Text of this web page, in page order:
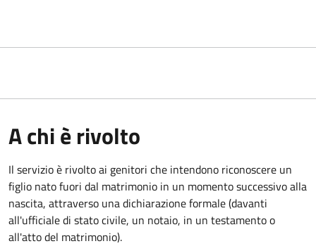
A chi è rivolto
Il servizio è rivolto ai genitori che intendono riconoscere un
figlio nato fuori dal matrimonio in un momento successivo alla
nascita, attraverso una dichiarazione formale (davanti
all'ufficiale di stato civile, un notaio, in un testamento o
all'atto del matrimonio).